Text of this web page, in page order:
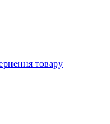
товару